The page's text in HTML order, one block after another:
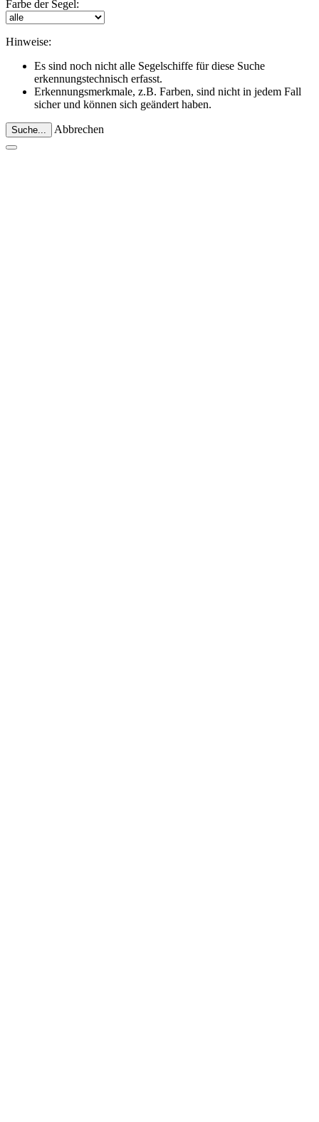
Farbe der Segel:
Hinweise:
Es sind noch nicht alle Segelschiffe für diese Suche
erkennungstechnisch erfasst.
Erkennungsmerkmale, z.B. Farben, sind nicht in jedem Fall
sicher und können sich geändert haben.
Suche... Abbrechen